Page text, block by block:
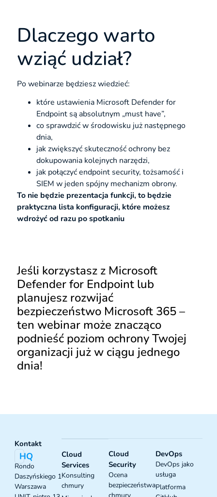
Dlaczego warto
wziąć udział?
Po webinarze będziesz wiedzieć:
które ustawienia Microsoft Defender for
Endpoint są absolutnym „must have”,
co sprawdzić w środowisku już następnego
dnia,
jak zwiększyć skuteczność ochrony bez
dokupowania kolejnych narzędzi,
jak połączyć endpoint security, tożsamość i
SIEM w jeden spójny mechanizm obrony.
To nie będzie prezentacja funkcji, to będzie
praktyczna lista konfiguracji, które możesz
wdrożyć od razu po spotkaniu
Jeśli korzystasz z Microsoft
Defender for Endpoint lub
planujesz rozwijać
bezpieczeństwo Microsoft 365 –
ten webinar może znacząco
podnieść poziom ochrony Twojej
organizacji już w ciągu jednego
dnia!
Kontakt
HQ
Rondo
Daszyńskiego 1
Warszawa
Cloud
Services
Konsulting
chmury
Cloud
Security
Ocena
bezpieczeństwa
DevOps
DevOps jako
usługa
Platforma